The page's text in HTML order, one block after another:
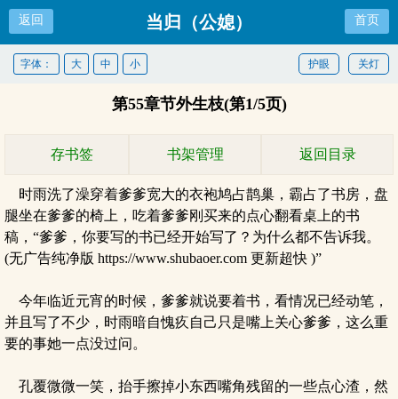
返回 当归（公媳） 首页
关灯
护眼
字体： 大 中 小
第55章节外生枝(第1/5页)
存书签 书架管理 返回目录
时雨洗了澡穿着爹爹宽大的衣袍鸠占鹊巢，霸占了书房，盘
腿坐在爹爹的椅上，吃着爹爹刚买来的点心翻看桌上的书
稿，“爹爹，你要写的书已经开始写了？为什么都不告诉我。
(无广告纯净版 https://www.shubaoer.com 更新超快 )”
今年临近元宵的时候，爹爹就说要着书，看情况已经动笔，
并且写了不少，时雨暗自愧疚自己只是嘴上关心爹爹，这么重
要的事她一点没过问。
孔覆微微一笑，抬手擦掉小东西嘴角残留的一些点心渣，然